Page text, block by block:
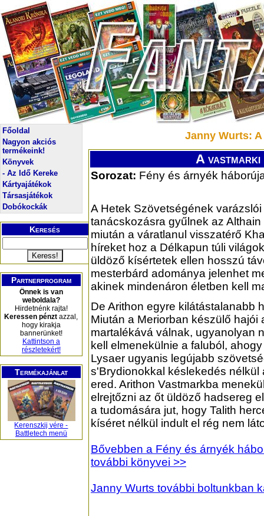
Főoldal
Nagyon akciós
termékeink!
Könyvek
- Az Idő Kereke
Kártyajátékok
Társasjátékok
Dobókockák
Keresés
Partnerprogram
Önnek is van
weboldala?
Hirdetnénk rajta!
Keressen pénzt azzal,
hogy kirakja
bannerünket!
Kattintson a
részletekért!
Termékajánlat
Kerenszkij vére -
Battletech menü
Janny Wurts:
A
Sorozat: Fény és árnyék
A Hetek Szövetségének varázslói
tanácskozásra gyűlnek az Althain
miután a váratlanul visszatérő
híreket hoz a Délkapun túli
üldöző kísértetek ellen hosszú
mesterbárd adománya jelenhet
akinek mindenáron életben kell
De Arithon egyre kilátástalanabb
Miután a Meriorban készülő hajói
martalékává válnak, ugyanolyan
kell elmenekülnie a faluból,
Lysaer ugyanis legújabb
s'Brydionokkal késlekedés nélkül
ered. Arithon Vastmarkba
elrejtőzni az őt üldöző hadsereg
a tudomására jut, hogy Talith
kíséret nélkül indult el rég nem
Bővebben a Fény és árnyék
további könyvei >>
Janny Wurts további boltunkban